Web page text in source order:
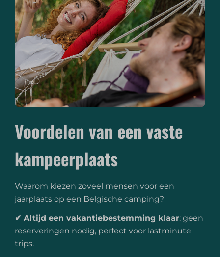
Voordelen van een vaste
kampeerplaats
Waarom kiezen zoveel mensen voor een
jaarplaats op een Belgische camping?
✔ Altijd een vakantiebestemming klaar: geen
reserveringen nodig, perfect voor lastminute
trips.